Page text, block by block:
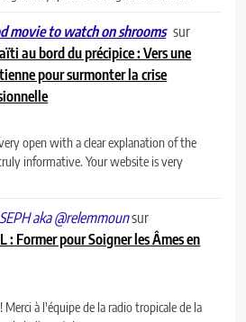
movie to watch on shrooms sur
au bord du précipice : Vers une
pour surmonter la crise
open with a clear explanation of the
informative. Your website is very
aka @relemmounsur
: Former pour Soigner les Âmes en
à l'équipe de la radio tropicale de la